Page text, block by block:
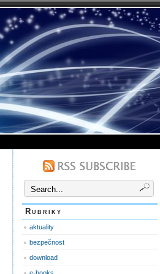
Rubriky
aktuality
bezpečnost
download